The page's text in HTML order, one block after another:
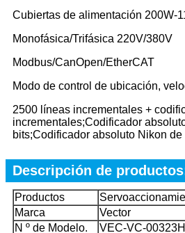
Cubiertas de alimentación 200W-
Monofásica/Trifásica 220V/380V
Modbus/CanOpen/EtherCAT
Modo de control de ubicación,
2500 líneas incrementales +
incrementales;Codificador
bits;Codificador absoluto Nikon de
Descripción de
Productos
Marca
Vector
N º de Modelo.
VEC-VC-